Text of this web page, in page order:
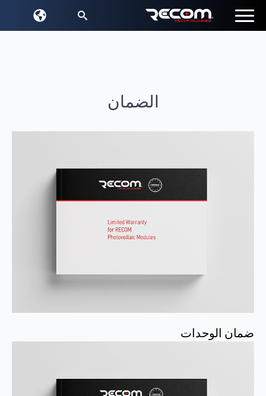
الضمان
ضمان الوحدات